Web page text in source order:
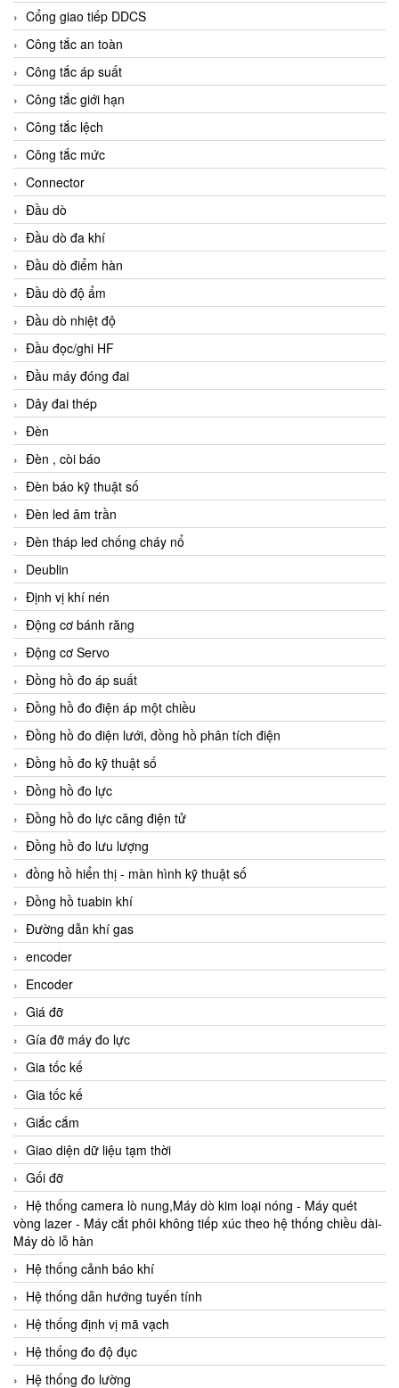
Cổng giao tiếp DDCS
Công tắc an toàn
Công tắc áp suất
Công tắc giới hạn
Công tắc lệch
Công tắc mức
Connector
Đầu dò
Đầu dò đa khí
Đầu dò điểm hàn
Đầu dò độ ẩm
Đầu dò nhiệt độ
Đầu đọc/ghi HF
Đầu máy đóng đai
Dây đai thép
Đèn
Đèn , còi báo
Đèn báo kỹ thuật số
Đèn led âm trần
Đèn tháp led chống cháy nổ
Deublin
Định vị khí nén
Động cơ bánh răng
Động cơ Servo
Đồng hồ đo áp suất
Đồng hồ đo điện áp một chiều
Đồng hồ đo điện lưới, đồng hồ phân tích điện
Đồng hồ đo kỹ thuật số
Đồng hồ đo lực
Đồng hồ đo lực căng điện tử
Đồng hồ đo lưu lượng
đồng hồ hiển thị - màn hình kỹ thuật số
Đồng hồ tuabin khí
Đường dẫn khí gas
encoder
Encoder
Giá đỡ
Gía đỡ máy đo lực
Gia tốc kế
Gia tốc kế
Giắc cắm
Giao diện dữ liệu tạm thời
Gối đỡ
Hệ thống camera lò nung,Máy dò kim loại nóng - Máy quét
vòng lazer - Máy cắt phôi không tiếp xúc theo hệ thống chiều dài-
Máy dò lỗ hàn
Hệ thống cảnh báo khí
Hệ thống dẫn hướng tuyến tính
Hệ thống định vị mã vạch
Hệ thống đo độ đục
Hệ thống đo lường